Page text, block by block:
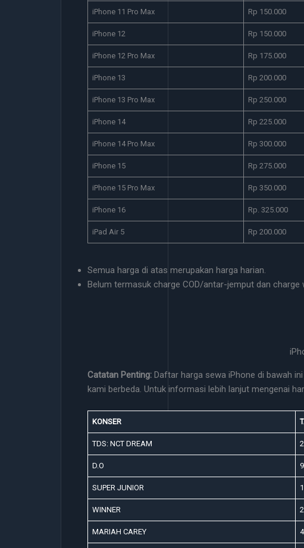
iPhone 11 Pro Max Rp 150.000
iPhone 12 Rp 150.000
iPhone 12 Pro Max Rp 175.000
iPhone 13 Rp 200.000
iPhone 13 Pro Max Rp 250.000
iPhone 14 Rp 225.000
iPhone 14 Pro Max Rp 300.000
iPhone 15 Rp 275.000
iPhone 15 Pro Max Rp 350.000
iPhone 16 Rp. 325.000
iPad Air 5 Rp 200.000
Semua harga di atas merupakan harga harian.
Belum termasuk charge COD/antar-jemput dan charge
Catatan Penting: Daftar harga sewa iPhone di bawah
kami berbeda. Untuk informasi lebih lanjut mengenai
KONSER
TDS: NCT DREAM
D.O
SUPER JUNIOR
WINNER
MARIAH CAREY